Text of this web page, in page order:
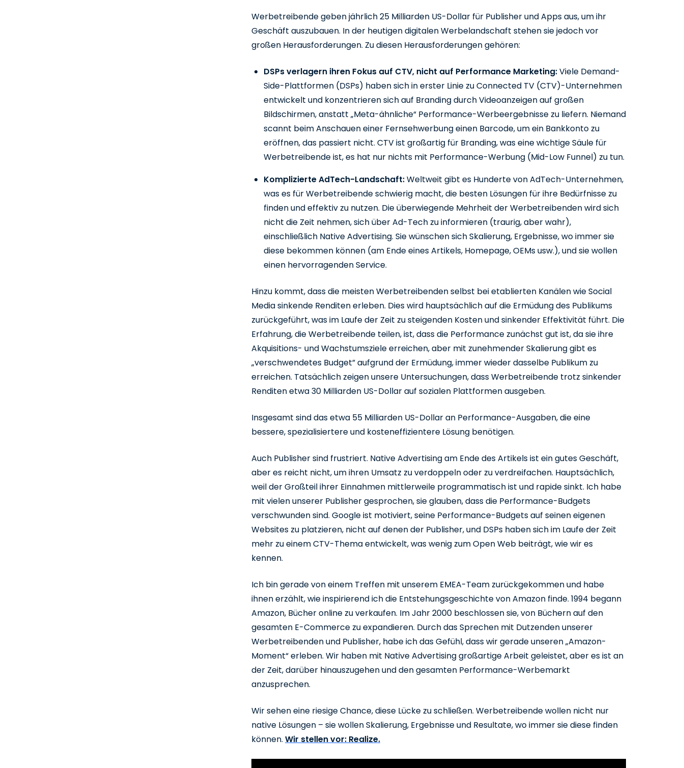
Werbetreibende geben jährlich 25 Milliarden US-Dollar für Publisher und Apps aus, um ihr
Geschäft auszubauen. In der heutigen digitalen Werbelandschaft stehen sie jedoch vor
großen Herausforderungen. Zu diesen Herausforderungen gehören:
DSPs verlagern ihren Fokus auf CTV, nicht auf Performance Marketing:Viele Demand-
Side-Plattformen (DSPs) haben sich in erster Linie zu Connected TV (CTV)-Unternehmen
entwickelt und konzentrieren sich auf Branding durch Videoanzeigen auf großen
Bildschirmen, anstatt „Meta-ähnliche“ Performance-Werbeergebnisse zu liefern. Niemand
scannt beim Anschauen einer Fernsehwerbung einen Barcode, um ein Bankkonto zu
eröffnen, das passiert nicht. CTV ist großartig für Branding, was eine wichtige Säule für
Werbetreibende ist, es hat nur nichts mit Performance-Werbung (Mid-Low Funnel) zu tun.
Komplizierte AdTech-Landschaft:Weltweit gibt es Hunderte von AdTech-Unternehmen,
was es für Werbetreibende schwierig macht, die besten Lösungen für ihre Bedürfnisse zu
finden und effektiv zu nutzen. Die überwiegende Mehrheit der Werbetreibenden wird sich
nicht die Zeit nehmen, sich über Ad-Tech zu informieren (traurig, aber wahr),
einschließlich Native Advertising. Sie wünschen sich Skalierung, Ergebnisse, wo immer sie
diese bekommen können (am Ende eines Artikels, Homepage, OEMs usw.), und sie wollen
einen hervorragenden Service.
Hinzu kommt, dass die meisten Werbetreibenden selbst bei etablierten Kanälen wie Social
Media sinkende Renditen erleben. Dies wird hauptsächlich auf die Ermüdung des Publikums
zurückgeführt, was im Laufe der Zeit zu steigenden Kosten und sinkender Effektivität führt. Die
Erfahrung, die Werbetreibende teilen, ist, dass die Performance zunächst gut ist, da sie ihre
Akquisitions- und Wachstumsziele erreichen, aber mit zunehmender Skalierung gibt es
„verschwendetes Budget” aufgrund der Ermüdung, immer wieder dasselbe Publikum zu
erreichen. Tatsächlich zeigen unsere Untersuchungen, dass Werbetreibende trotz sinkender
Renditen etwa 30 Milliarden US-Dollar auf sozialen Plattformen ausgeben.
Insgesamt sind das etwa 55 Milliarden US-Dollar an Performance-Ausgaben, die eine
bessere, spezialisiertere und kosteneffizientere Lösung benötigen.
Auch Publisher sind frustriert. Native Advertising am Ende des Artikels ist ein gutes Geschäft,
aber es reicht nicht, um ihren Umsatz zu verdoppeln oder zu verdreifachen. Hauptsächlich,
weil der Großteil ihrer Einnahmen mittlerweile programmatisch ist und rapide sinkt. Ich habe
mit vielen unserer Publisher gesprochen, sie glauben, dass die Performance-Budgets
verschwunden sind. Google ist motiviert, seine Performance-Budgets auf seinen eigenen
Websites zu platzieren, nicht auf denen der Publisher, und DSPs haben sich im Laufe der Zeit
mehr zu einem CTV-Thema entwickelt, was wenig zum Open Web beiträgt, wie wir es
kennen.
Ich bin gerade von einem Treffen mit unserem EMEA-Team zurückgekommen und habe
ihnen erzählt, wie inspirierend ich die Entstehungsgeschichte von Amazon finde. 1994 begann
Amazon, Bücher online zu verkaufen. Im Jahr 2000 beschlossen sie, von Büchern auf den
gesamten E-Commerce zu expandieren. Durch das Sprechen mit Dutzenden unserer
Werbetreibenden und Publisher, habe ich das Gefühl, dass wir gerade unseren „Amazon-
Moment“ erleben. Wir haben mit Native Advertising großartige Arbeit geleistet, aber es ist an
der Zeit, darüber hinauszugehen und den gesamten Performance-Werbemarkt
anzusprechen.
Wir sehen eine riesige Chance, diese Lücke zu schließen. Werbetreibende wollen nicht nur
native Lösungen – sie wollen Skalierung, Ergebnisse und Resultate, wo immer sie diese finden
können. Wir stellen vor: Realize.